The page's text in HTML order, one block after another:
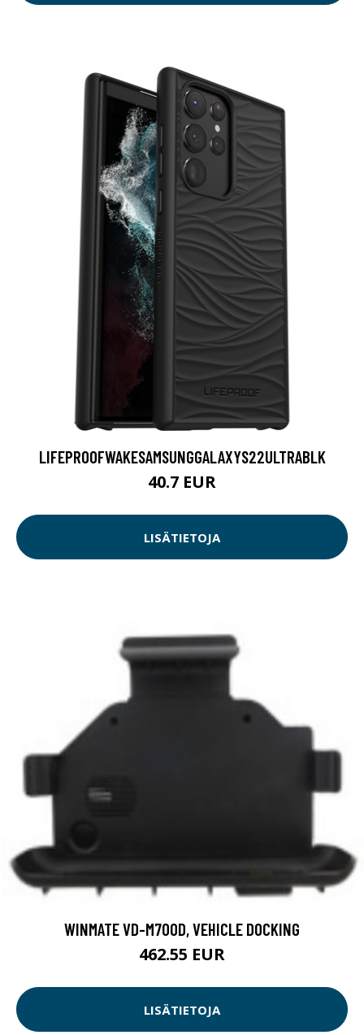
LIFEPROOFWAKESAMSUNGGALAXYS22ULTRABLK
40.7 EUR
LISÄTIETOJA
WINMATE VD-M700D, VEHICLE DOCKING
462.55 EUR
LISÄTIETOJA